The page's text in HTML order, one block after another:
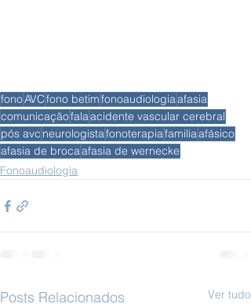
fonoAVCfono betimfonoaudiologiaafasia
comunicaçãofalaacidente vascular cerebral
pós avc neurologistafonoterapiafamiliaafásico
afasia de brocaafasia de wernecke
Fonoaudiologia
Posts Relacionados Ver tudo